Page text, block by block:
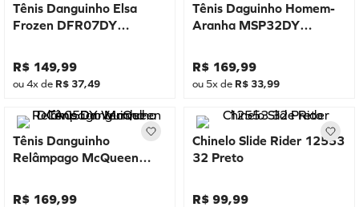
Tênis Danguinho Elsa
Frozen DFR07DY
R$ 149,99
ou4x de R$ 37,49
Tênis Daguinho Homem-
Aranha MSP32DY
R$ 169,99
ou 5x de R$ 33,99
Tênis Danguinho
Relâmpago McQueen
R$ 169,99
Chinelo Slide Rider 12553
32 Preto
R$ 99,99